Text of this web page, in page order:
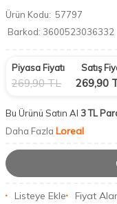
Ürün Kodu: 57797
Barkod: 3600523036332
Piyasa Fiyatı
269,90TL
Satış
269,90
Bu Ürünü Satın Al 3 TL
Daha Fazla Loreal
Listeye Ekle Fiyat